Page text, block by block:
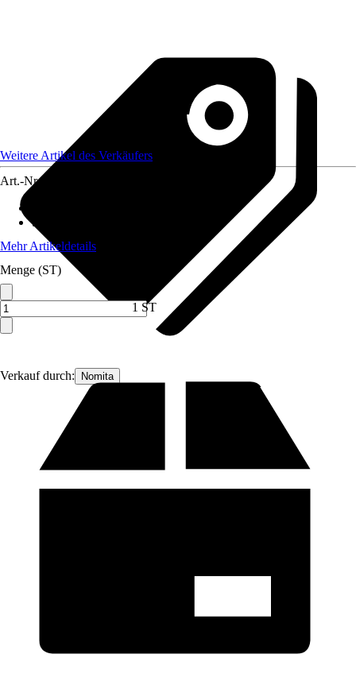
Verkauf durch: Nomita
Weitere Artikel des Verkäufers
Art.-Nr.
Schlauchgröße
Mehr Artikeldetails
Menge (ST)
1 ST